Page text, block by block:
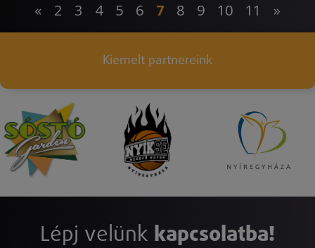
« 2 3 4 5 6 7 8 9 10 11 »
Kiemelt partnereink
Lépj velünk kapcsolatba!